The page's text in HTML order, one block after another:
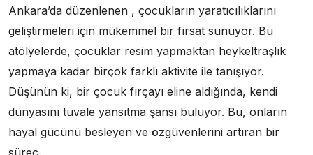
Ankara’da düzenlenen , çocukların yaratıcılıklarını
geliştirmeleri için mükemmel bir fırsat sunuyor. Bu
atölyelerde, çocuklar resim yapmaktan heykeltraşlık
yapmaya kadar birçok farklı aktivite ile tanışıyor.
Düşünün ki, bir çocuk fırçayı eline aldığında, kendi
dünyasını tuvale yansıtma şansı buluyor. Bu, onların
hayal gücünü besleyen ve özgüvenlerini artıran bir